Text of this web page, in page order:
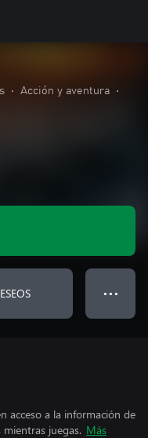
• Acción y aventura
•
● ● ●
acceso a la información de
juegas. Más